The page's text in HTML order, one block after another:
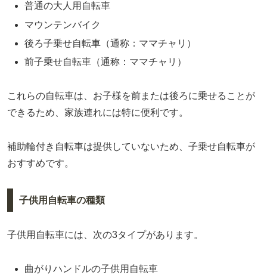
普通の大人用自転車
マウンテンバイク
後ろ子乗せ自転車（通称：ママチャリ）
前子乗せ自転車（通称：ママチャリ）
これらの自転車は、お子様を前または後ろに乗せることが
できるため、家族連れには特に便利です。
補助輪付き自転車は提供していないため、子乗せ自転車が
おすすめです。
子供用自転車の種類
子供用自転車には、次の3タイプがあります。
曲がりハンドルの子供用自転車